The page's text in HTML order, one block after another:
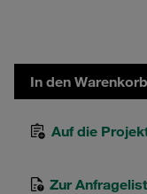
In den Warenkorb
Auf die
Zur